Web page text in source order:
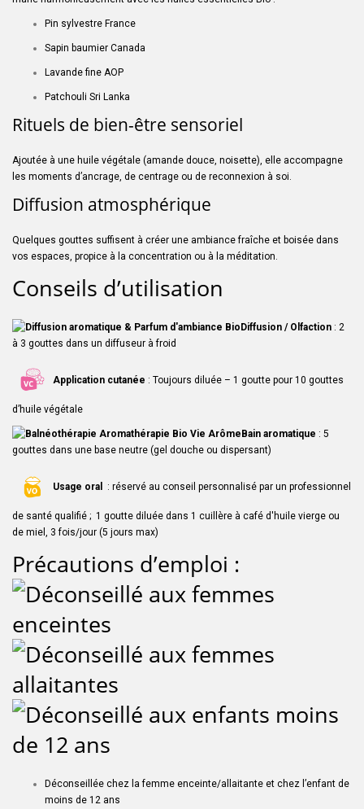
Pin sylvestre France
Sapin baumier Canada
Lavande fine AOP
Patchouli Sri Lanka
Rituels de bien-être sensoriel
Ajoutée à une huile végétale (amande douce, noisette), elle accompagne
les moments d’ancrage, de centrage ou de reconnexion à soi.
Diffusion atmosphérique
Quelques gouttes suffisent à créer une ambiance fraîche et boisée dans
vos espaces, propice à la concentration ou à la méditation.
Conseils d’utilisation
Diffusion / Olfaction : 2
à 3 gouttes dans un diffuseur à froid
Application cutanée : Toujours diluée – 1 goutte pour 10 gouttes
d’huile végétale
Bain aromatique : 5
gouttes dans une base neutre (gel douche ou dispersant)
Usage oral : réservé au conseil personnalisé par un professionnel
de santé qualifié ; 1 goutte diluée dans 1 cuillère à café d'huile vierge ou
de miel, 3 fois/jour (5 jours max)
Précautions d’emploi :
Déconseillée chez la femme enceinte/allaitante et chez l’enfant de
moins de 12 ans